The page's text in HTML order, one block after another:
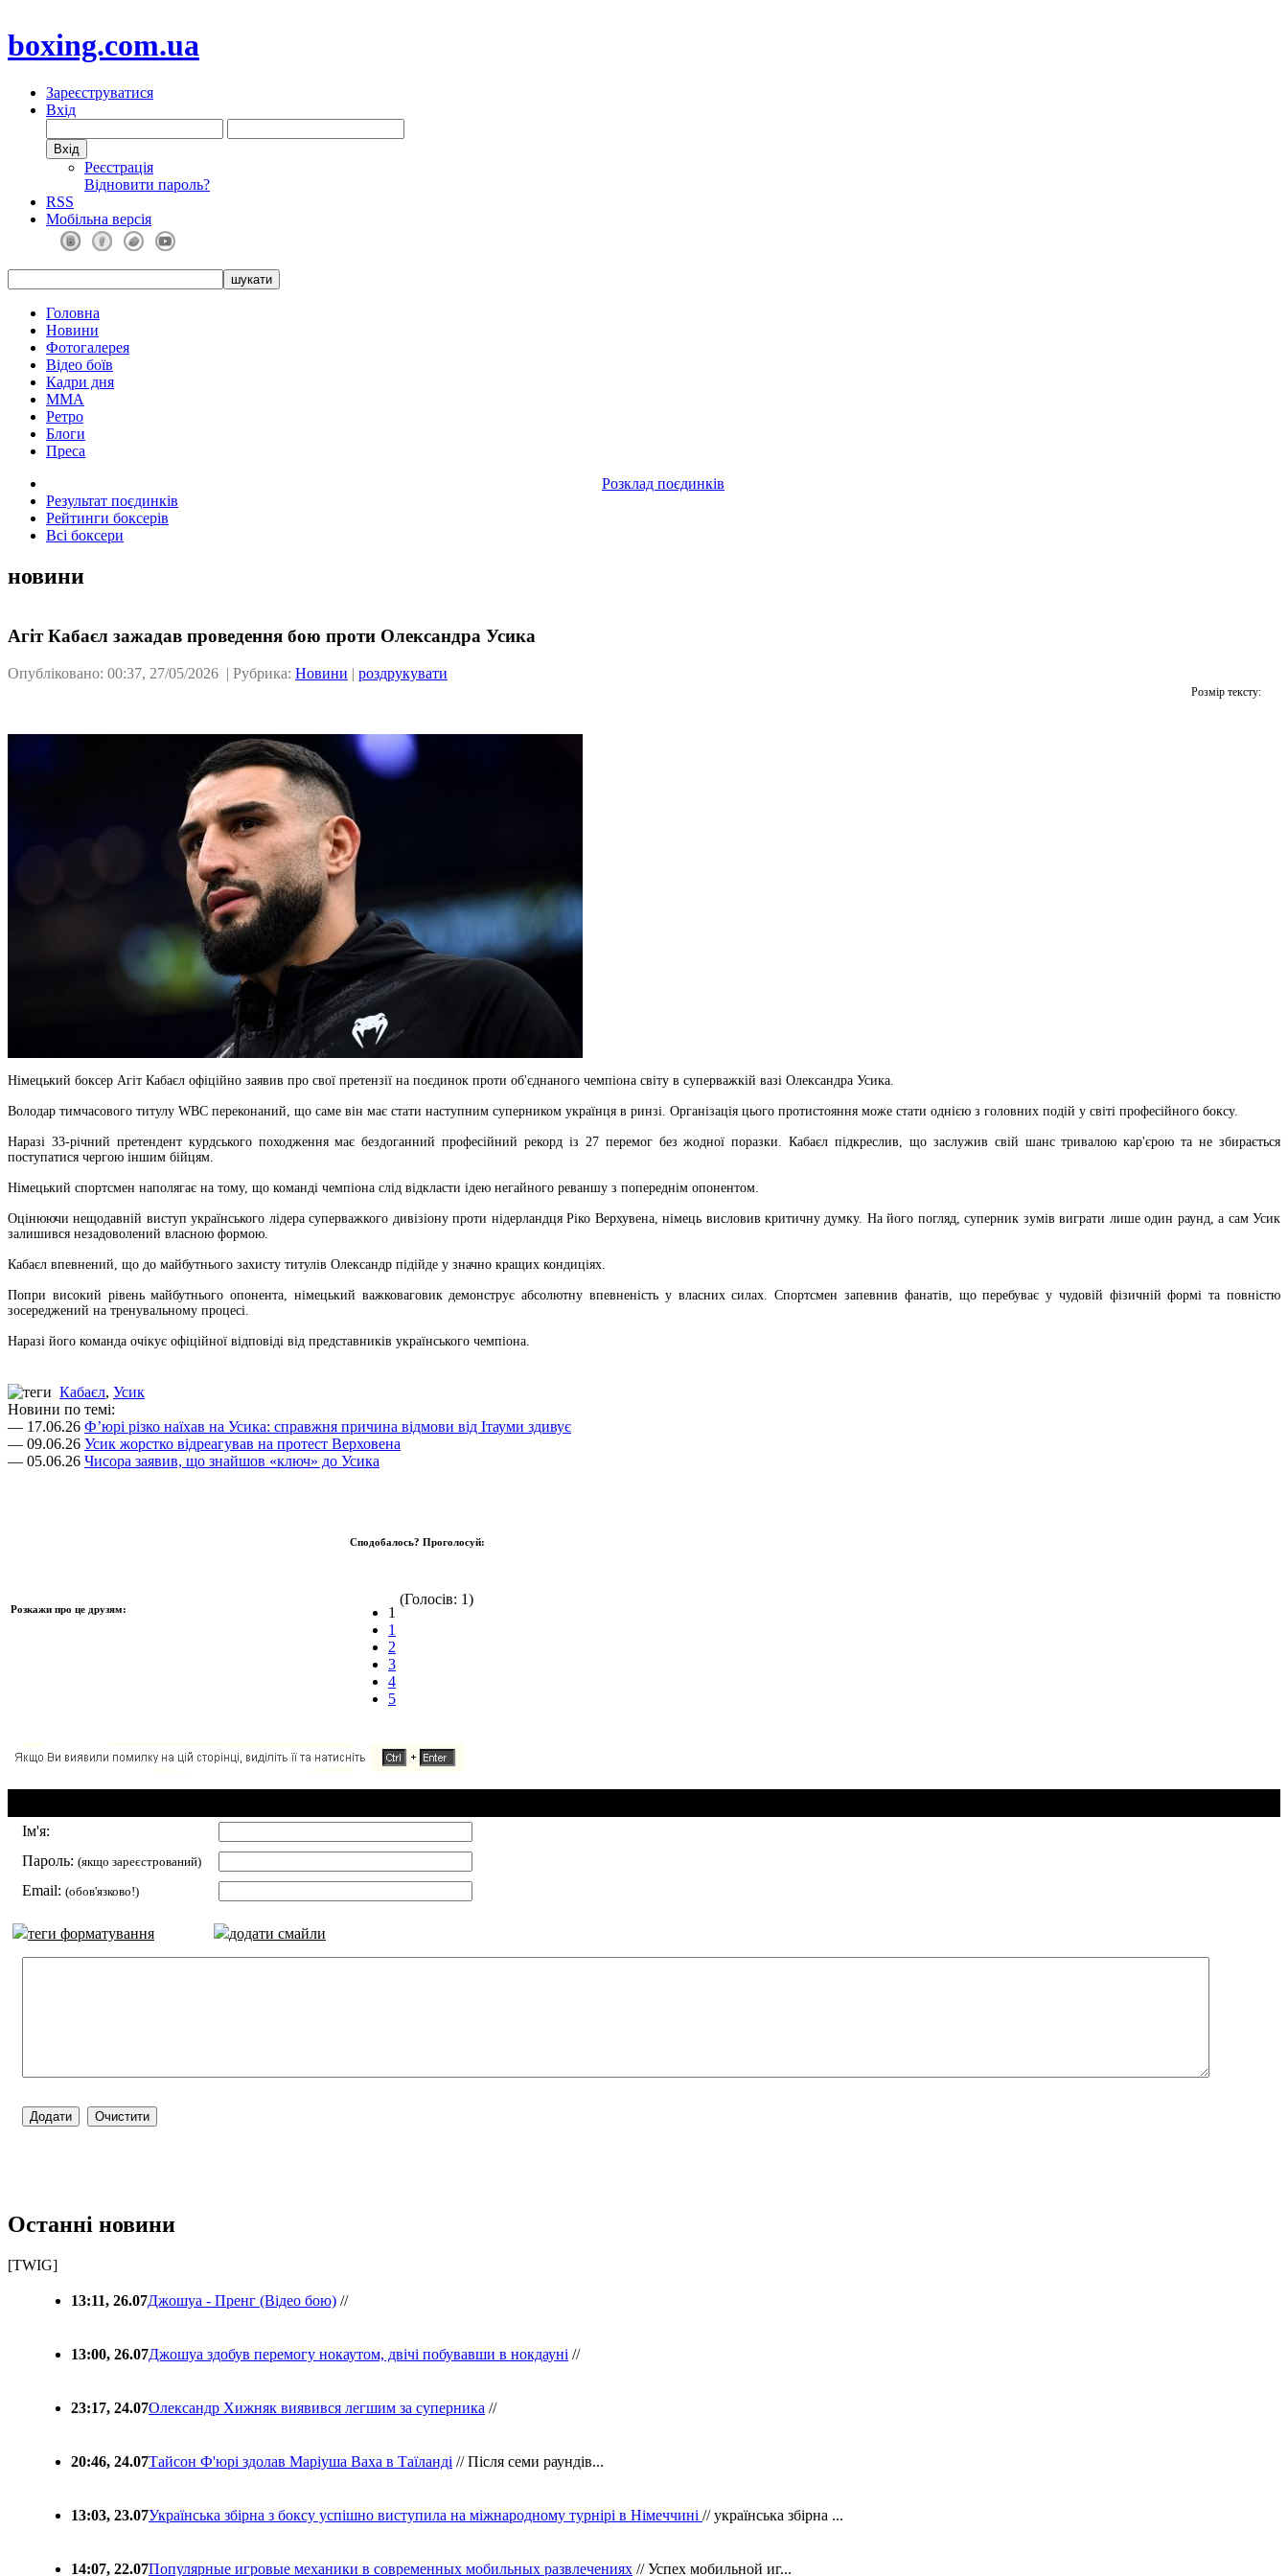
boxing.com.ua
Зареєструватися
Вхід
Реєстрація
Відновити пароль?
RSS
Мобільна версія
Головна
Новини
Фотогалерея
Відео боїв
Кадри дня
ММА
Ретро
Блоги
Преса
Розклад поєдинків
Результат поєдинків
Рейтинги боксерів
Всі боксери
новини
Агіт Кабаєл зажадав проведення бою проти Олександра Усика
Опубліковано: 00:37, 27/05/2026 | Рубрика: Новини | роздрукувати
Розмір тексту:
Німецький боксер Агіт Кабаєл офіційно заявив про свої претензії на поєдинок проти об'єднаного чемпіона світу в суперважкій вазі Олександра Усика.
Володар тимчасового титулу WBC переконаний, що саме він має стати наступним суперником українця в ринзі. Організація цього протистояння може стати однією з головних подій у світі професійного боксу.
Наразі 33-річний претендент курдського походження має бездоганний професійний рекорд із 27 перемог без жодної поразки. Кабаєл підкреслив, що заслужив свій шанс тривалою кар'єрою та не збирається
поступатися чергою іншим бійцям.
Німецький спортсмен наполягає на тому, що команді чемпіона слід відкласти ідею негайного реваншу з попереднім опонентом.
Оцінюючи нещодавній виступ українського лідера суперважкого дивізіону проти нідерландця Ріко Верхувена, німець висловив критичну думку. На його погляд, суперник зумів виграти лише один раунд, а сам Усик
залишився незадоволений власною формою.
Кабаєл впевнений, що до майбутнього захисту титулів Олександр підійде у значно кращих кондиціях.
Попри високий рівень майбутнього опонента, німецький важковаговик демонструє абсолютну впевненість у власних силах. Спортсмен запевнив фанатів, що перебуває у чудовій фізичній формі та повністю
зосереджений на тренувальному процесі.
Наразі його команда очікує офіційної відповіді від представників українського чемпіона.
Кабаєл, Усик
Новини по темі:
— 17.06.26 Ф’юрі різко наїхав на Усика: справжня причина відмови від Ітауми здивує
— 09.06.26 Усик жорстко відреагував на протест Верховена
— 05.06.26 Чисора заявив, що знайшов «ключ» до Усика
Розкажи про це друзям:
Сподобалось? Проголосуй:
1
1
2
3
4
5
(Голосів: 1)
Ім'я:
Пароль: (якщо зареєстрований)
Email: (обов'язково!)
теги форматування додати смайли
Останні новини
[TWIG]
13:11, 26.07Джошуа - Пренг (Відео бою) //
13:00, 26.07Джошуа здобув перемогу нокаутом, двічі побувавши в нокдауні //
23:17, 24.07Олександр Хижняк виявився легшим за суперника //
20:46, 24.07Тайсон Ф'юрі здолав Маріуша Ваха в Таїланді // Після семи раундів...
13:03, 23.07Українська збірна з боксу успішно виступила на міжнародному турнірі в Німеччині // українська збірна ...
14:07, 22.07Популярные игровые механики в современных мобильных развлечениях // Успех мобильной иг...